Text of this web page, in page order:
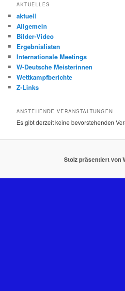
AKTUELLES
aktuell
Allgemein
Bilder-Video
Ergebnislisten
Internationale Meetings
W-Deutsche Meisterinnen
Wettkampfberichte
Z-Links
ANSTEHENDE VERANSTALTUNGEN
Es gibt derzeit keine bevorstehenden
Stolz präsentiert von